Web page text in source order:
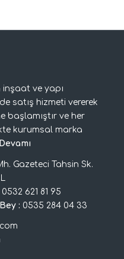
inşaat ve yapı
satış hizmeti vererek
başlamıştır ve her
kurumsal marka
Devamı
Gazeteci Tahsin Sk.
0532 621 81 95
: 0535 284 04 33